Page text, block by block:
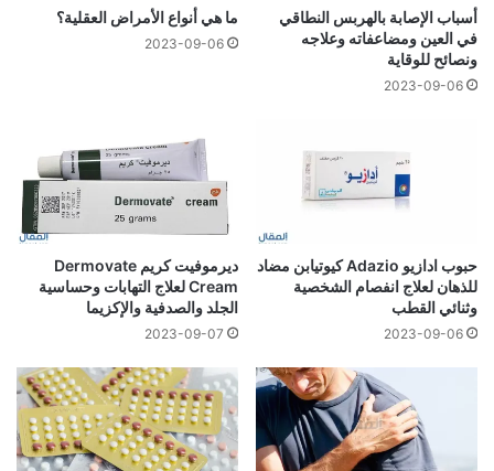
أسباب الإصابة بالهربس النطاقي
في العين ومضاعفاته وعلاجه
ونصائح للوقاية
2023-09-06
ما هي أنواع الأمراض العقلية؟
2023-09-06
حبوب ادازيو Adazio كيوتيابن مضاد
للذهان لعلاج انفصام الشخصية
وثنائي القطب
2023-09-06
ديرموفيت كريم Dermovate
Cream لعلاج التهابات وحساسية
الجلد والصدفية والإكزيما
2023-09-07